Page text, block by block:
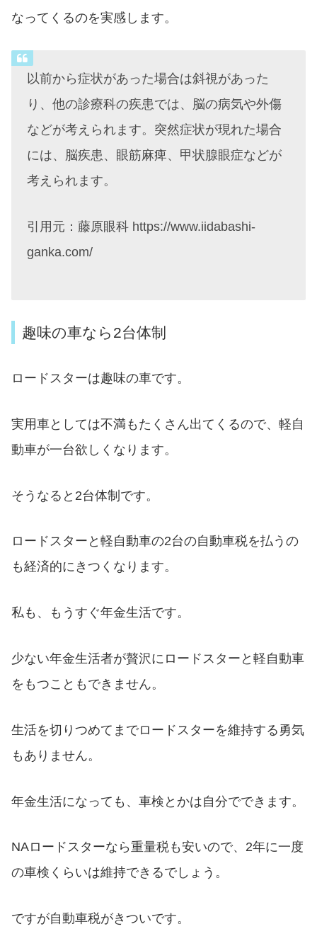
なってくるのを実感します。
以前から症状があった場合は斜視があった
り、他の診療科の疾患では、脳の病気や外傷
などが考えられます。突然症状が現れた場合
には、脳疾患、眼筋麻痺、甲状腺眼症などが
考えられます。
引用元：藤原眼科 https://www.iidabashi-
ganka.com/
趣味の車なら2台体制
ロードスターは趣味の車です。
実用車としては不満もたくさん出てくるので、軽自
動車が一台欲しくなります。
そうなると2台体制です。
ロードスターと軽自動車の2台の自動車税を払うの
も経済的にきつくなります。
私も、もうすぐ年金生活です。
少ない年金生活者が贅沢にロードスターと軽自動車
をもつこともできません。
生活を切りつめてまでロードスターを維持する勇気
もありません。
年金生活になっても、車検とかは自分でできます。
NAロードスターなら重量税も安いので、2年に一度
の車検くらいは維持できるでしょう。
ですが自動車税がきついです。